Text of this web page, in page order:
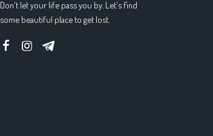
Don't let your life pass you by. Let's find
some beautiful place to get lost.